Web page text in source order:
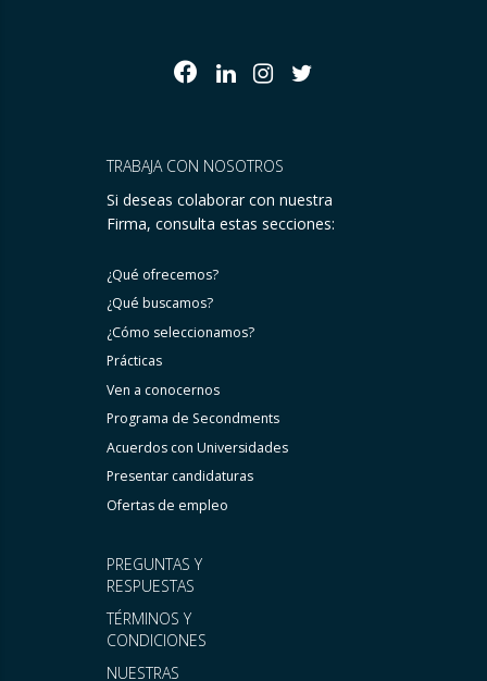
PREGUNTAS Y
RESPUESTAS
TÉRMINOS Y
CONDICIONES
NUESTRAS
TRABAJA CON NOSOTROS
Si deseas colaborar con nuestra
Firma, consulta estas secciones:
¿Qué ofrecemos?
¿Qué buscamos?
¿Cómo seleccionamos?
Prácticas
Ven a conocernos
Programa de Secondments
Acuerdos con Universidades
Presentar candidaturas
Ofertas de empleo